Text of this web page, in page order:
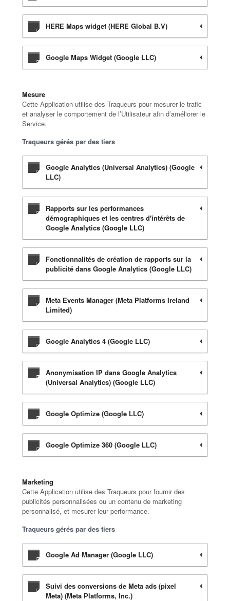
HERE Maps widget (HERE Global B.V)
Google Maps Widget (Google LLC)
Mesure
Cette Application utilise des Traqueurs pour mesurer le trafic
et analyser le comportement de l’Utilisateur afin d’améliorer le
Service.
Traqueurs gérés par des tiers
Google Analytics (Universal Analytics) (Google
LLC)
Rapports sur les performances
démographiques et les centres d'intérêts de
Google Analytics (Google LLC)
Fonctionnalités de création de rapports sur la
publicité dans Google Analytics (Google LLC)
Meta Events Manager (Meta Platforms Ireland
Limited)
Google Analytics 4 (Google LLC)
Anonymisation IP dans Google Analytics
(Universal Analytics) (Google LLC)
Google Optimize (Google LLC)
Google Optimize 360 (Google LLC)
Marketing
Cette Application utilise des Traqueurs pour fournir des
publicités personnalisées ou un contenu de marketing
personnalisé, et mesurer leur performance.
Traqueurs gérés par des tiers
Google Ad Manager (Google LLC)
Suivi des conversions de Meta ads (pixel
Meta) (Meta Platforms, Inc.)